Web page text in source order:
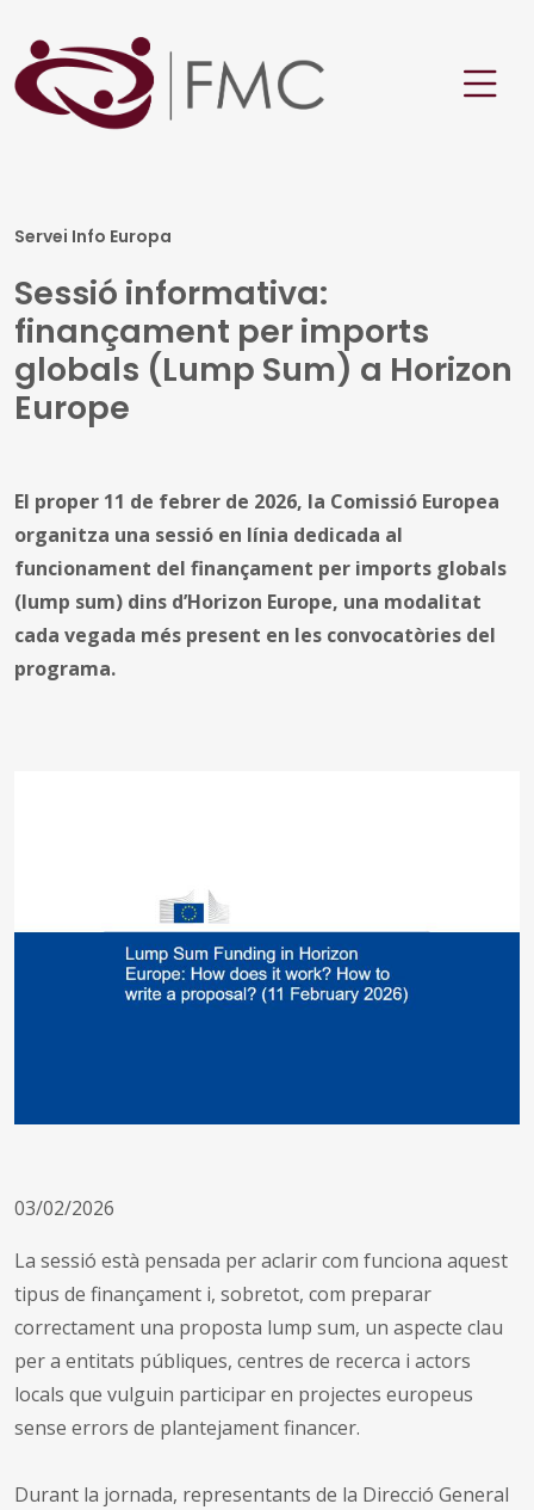
Servei Info Europa
Sessió informativa:
finançament per imports
globals (Lump Sum) a Horizon
Europe
El proper 11 de febrer de 2026, la Comissió Europea
organitza una sessió en línia dedicada al
funcionament del finançament per imports globals
(lump sum) dins d’Horizon Europe, una modalitat
cada vegada més present en les convocatòries del
programa.
03/02/2026
La sessió està pensada per aclarir com funciona aquest
tipus de finançament i, sobretot, com preparar
correctament una proposta lump sum, un aspecte clau
per a entitats públiques, centres de recerca i actors
locals que vulguin participar en projectes europeus
sense errors de plantejament financer.
Durant la jornada, representants de la Direcció General